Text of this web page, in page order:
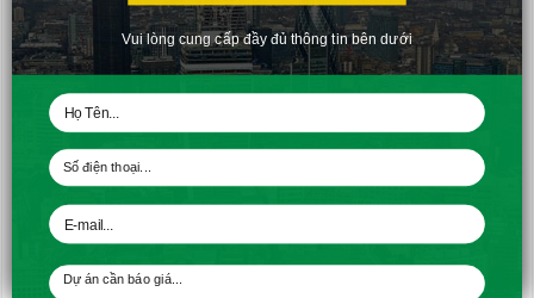
Tiến độ xây dựng căn hộ 9 View Apartment tháng 11 – 2017 thi công
hệ thống M&E căn hộ tầng 16 Block A và Block B, tầng 17 Block C
Vui lòng cung cấp đầy đủ thông tin bên dưới